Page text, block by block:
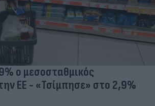
ο μεσοσταθμικός
ΕΕ - «Τσίμπησε» στο 2,9%